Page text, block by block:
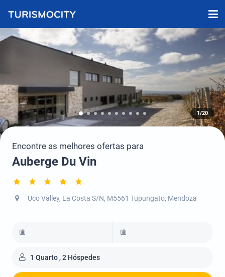
1/20
Encontre as melhores ofertas para
Auberge Du Vin
Uco Valley, La Costa S/N, M5561 Tupungato, Mendoza
1 Quarto , 2 Hóspedes